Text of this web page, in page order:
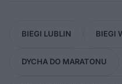
BIEGI LUBLIN BIEGI
DYCHA DO MARATONU